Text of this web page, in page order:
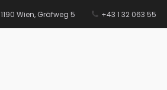
1190 Wien, Gräfweg 5 +43 1 32 063 55
News + Tipps + Erfahrungsberichte